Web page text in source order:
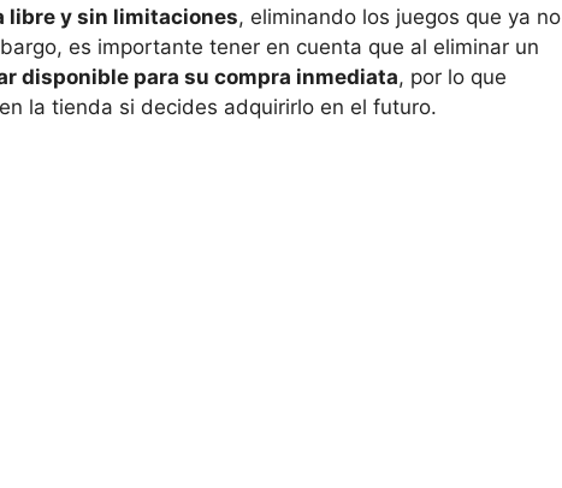
libre​ y sin limitaciones, eliminando los juegos que⁣ ya no
es importante tener en cuenta‌ que al eliminar⁢ un
disponible para su compra inmediata,⁢ por lo que
la ⁣tienda si decides adquirirlo en el futuro.